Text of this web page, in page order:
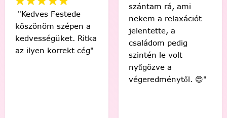
"Kedves Festede
köszönöm szépen a
kedvességüket. Ritka
az ilyen korrekt cég"
szántam rá, ami
nekem a relaxációt
jelentette, a
családom pedig
szintén le volt
nyűgözve a
végeredménytől. 😍"